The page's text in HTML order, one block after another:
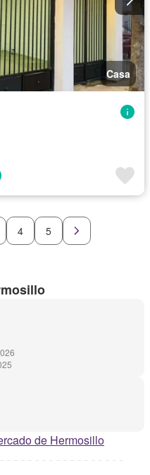
Casa
4 5
de Hermosillo